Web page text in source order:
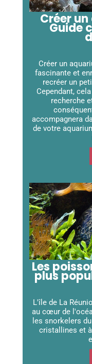
Créer
Guide
Créer un
fascinante et
recréer un
Cependant,
recherche
accompagnera
de votre
Les
plus
L'île de La
au cœur de
les snorkelers
cristallines et